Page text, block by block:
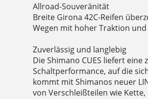
Allroad-Souveränität
Breite Girona 42C-Reifen
Wegen mit hoher Traktion
Zuverlässig und langlebig
Die Shimano CUES liefert
Schaltperformance, auf die
kommt mit Shimanos neuer
von Verschleißteilen wie